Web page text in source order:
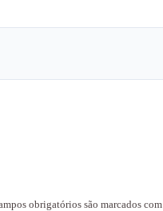
obrigatórios são marcados com